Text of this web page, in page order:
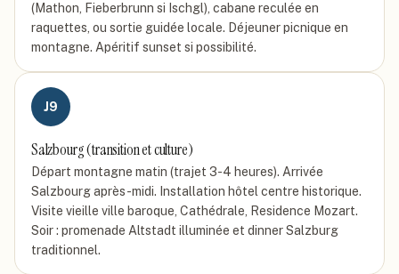
(Mathon, Fieberbrunn si Ischgl), cabane reculée en
raquettes, ou sortie guidée locale. Déjeuner picnique en
montagne. Apéritif sunset si possibilité.
J9
Salzbourg (transition et culture)
Départ montagne matin (trajet 3-4 heures). Arrivée
Salzbourg après-midi. Installation hôtel centre historique.
Visite vieille ville baroque, Cathédrale, Residence Mozart.
Soir : promenade Altstadt illuminée et dinner Salzburg
traditionnel.